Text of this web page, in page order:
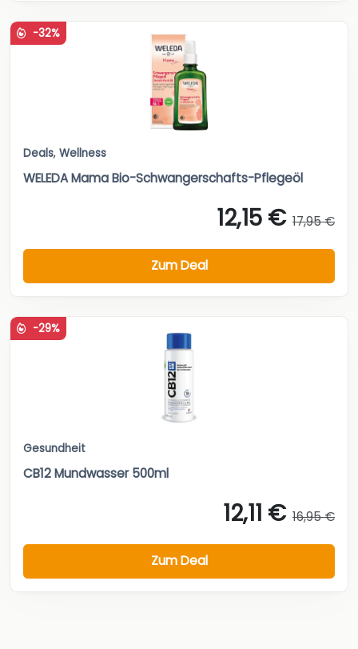
-32%
Deals, Wellness
WELEDA Mama Bio-Schwangerschafts-Pflegeöl
12,15 € 17,95 €
Zum Deal
-29%
Gesundheit
CB12 Mundwasser 500ml
12,11 € 16,95 €
Zum Deal